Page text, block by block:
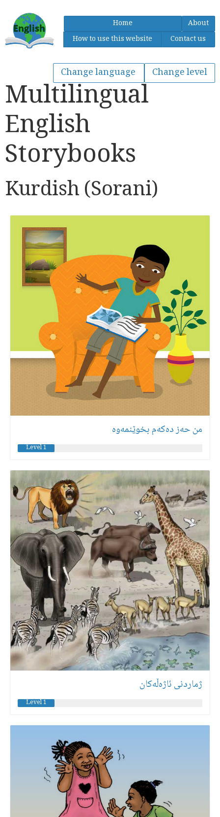
Home
About
How to use this website
Contact us
Multilingual
English
Storybooks
Kurdish (Sorani)
من حەز دەكەم بخوێنمەوە
Level 1
ژماردنی ئاژەڵەكان
Level 1